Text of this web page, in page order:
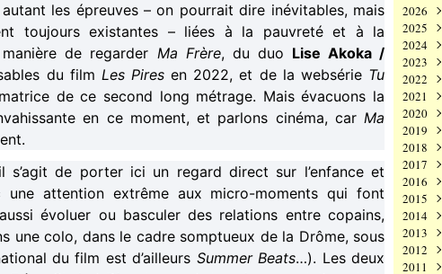
les épreuves – on pourrait dire inévitables, mais
toujours existantes – liées à la pauvreté et à la
de regarder Ma Frère, du duo Lise Akoka /
du film Les Pires en 2022, et de la websérie Tu
de ce second long métrage. Mais évacuons la
en ce moment, et parlons cinéma, car Ma
s’agit de porter ici un regard direct sur l’enfance et
une attention extrême aux micro-moments qui font
évoluer ou basculer des relations entre copains,
une colo, dans le cadre somptueux de la Drôme, sous
du film est d’ailleurs Summer Beats…). Les deux
2026
Août
Juillet
Juin
Mai
Avril
Mars
2025
Août
Juillet
Juin
Mai
Avril
Mars
2024
Août
Juillet
Juin
Mai
Avril
Mars
2023
Août
Juillet
Juin
Mai
Avril
Mars
2022
Août
Juillet
Juin
Mai
Avril
Mars
2021
Août
Juillet
Juin
Mai
Avril
Mars
2020
Août
Juillet
Juin
Mai
Avril
2019
Août
Juillet
Juin
Mai
2018
Août
Juillet
Juin
2017
Août
Juillet
2016
Août
2015
2014
2013
2012
2011